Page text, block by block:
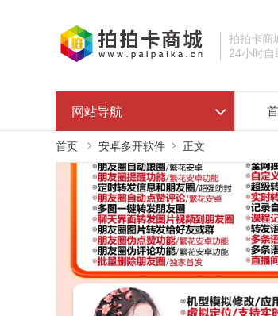
拍拍卡商
24小时自
网站导航
首页 安卓多开软件 正文